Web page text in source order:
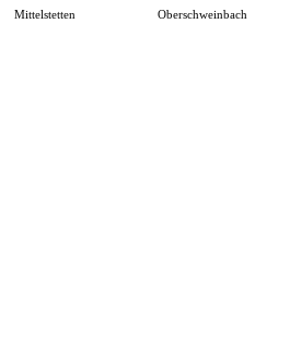
Mittelstetten Oberschweinbach